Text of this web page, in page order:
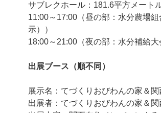
サブレクホール：181.6平方メート
11:00～17:00（昼の部：水分農場
示））
18:00～21:00（夜の部：水分補給大
出展ブース（順不同）
展示名：てづくりおびわんの家＆
出展者：てづくりおびわんの家＆